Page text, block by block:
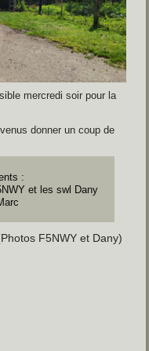
mercredi soir pour la
donner un coup de
:
et les swl Dany
F5NWY et Dany)